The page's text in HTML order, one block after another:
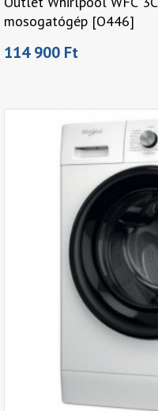
mosogatógép [O446]
114 900 Ft